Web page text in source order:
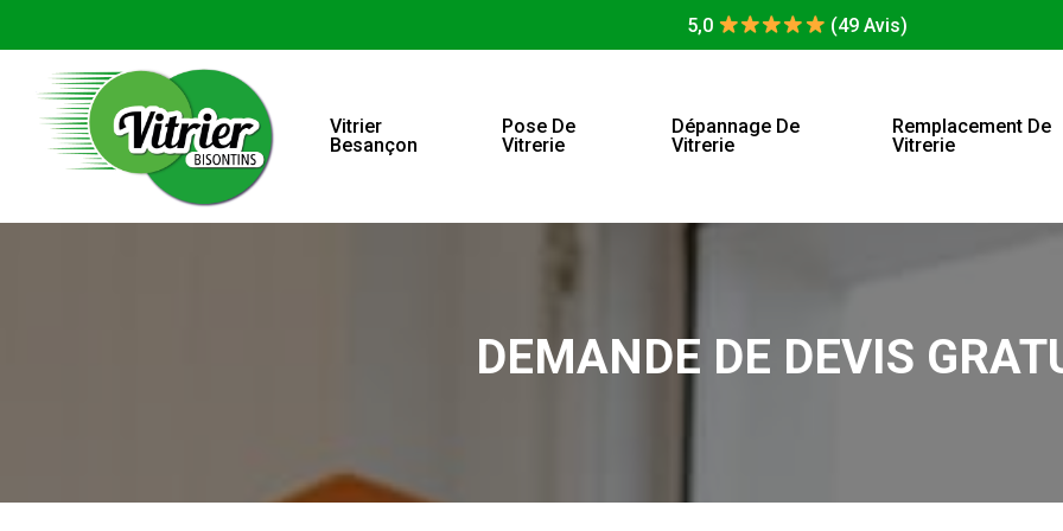
5,0 (49 Avis)
Vitrier
Besançon
Pose De
Vitrerie
Dépannage De
Vitrerie
Remplacement De
Vitrerie
DEMANDE DE DEVIS